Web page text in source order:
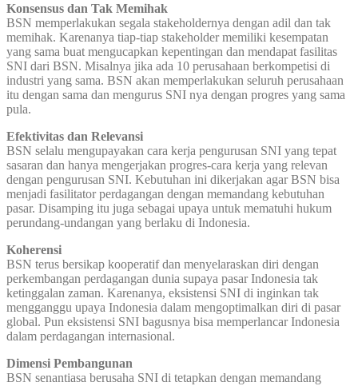
Konsensus dan Tak Memihak
BSN memperlakukan segala stakeholdernya dengan adil dan tak
memihak. Karenanya tiap-tiap stakeholder memiliki kesempatan
yang sama buat mengucapkan kepentingan dan mendapat fasilitas
SNI dari BSN. Misalnya jika ada 10 perusahaan berkompetisi di
industri yang sama. BSN akan memperlakukan seluruh perusahaan
itu dengan sama dan mengurus SNI nya dengan progres yang sama
pula.
Efektivitas dan Relevansi
BSN selalu mengupayakan cara kerja pengurusan SNI yang tepat
sasaran dan hanya mengerjakan progres-cara kerja yang relevan
dengan pengurusan SNI. Kebutuhan ini dikerjakan agar BSN bisa
menjadi fasilitator perdagangan dengan memandang kebutuhan
pasar. Disamping itu juga sebagai upaya untuk mematuhi hukum
perundang-undangan yang berlaku di Indonesia.
Koherensi
BSN terus bersikap kooperatif dan menyelaraskan diri dengan
perkembangan perdagangan dunia supaya pasar Indonesia tak
ketinggalan zaman. Karenanya, eksistensi SNI di inginkan tak
mengganggu upaya Indonesia dalam mengoptimalkan diri di pasar
global. Pun eksistensi SNI bagusnya bisa memperlancar Indonesia
dalam perdagangan internasional.
Dimensi Pembangunan
BSN senantiasa berusaha SNI di tetapkan dengan memandang